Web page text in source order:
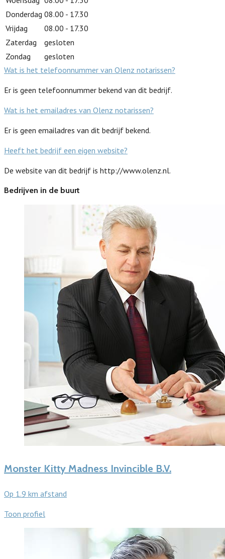
Donderdag 08.00 - 17.30
Vrijdag
08.00 - 17.30
Zaterdag
gesloten
Zondag
gesloten
Wat is het telefoonnummer van Olenz notarissen?
Er is geen telefoonnummer bekend van dit bedrijf.
Wat is het emailadres van Olenz notarissen?
Er is geen emailadres van dit bedrijf bekend.
Heeft het bedrijf een eigen website?
De website van dit bedrijf is http://www.olenz.nl.
Bedrijven in de buurt
Monster Kitty Madness Invincible B.V.
Op 1.9 km afstand
Toon profiel